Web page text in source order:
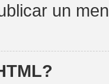
un